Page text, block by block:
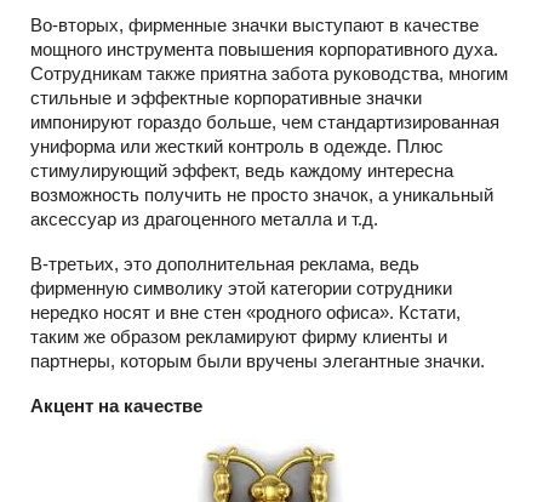
Во-вторых, фирменные значки выступают в качестве
мощного инструмента повышения корпоративного духа.
Сотрудникам также приятна забота руководства, многим
стильные и эффектные корпоративные значки
импонируют гораздо больше, чем стандартизированная
униформа или жесткий контроль в одежде. Плюс
стимулирующий эффект, ведь каждому интересна
возможность получить не просто значок, а уникальный
аксессуар из драгоценного металла и т.д.
В-третьих, это дополнительная реклама, ведь
фирменную символику этой категории сотрудники
нередко носят и вне стен «родного офиса». Кстати,
таким же образом рекламируют фирму клиенты и
партнеры, которым были вручены элегантные значки.
Акцент на качестве